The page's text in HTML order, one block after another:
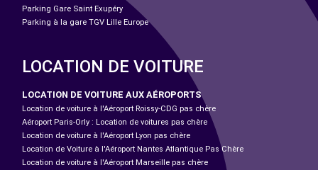
Parking Gare Saint Exupéry
Parking à la gare TGV Lille Europe
LOCATION DE VOITURE
LOCATION DE VOITURE AUX AÉROPORTS
Location de voiture à l'Aéroport Roissy-CDG pas chère
Aéroport Paris-Orly : Location de voitures pas chère
Location de voiture à l'Aéroport Lyon pas chère
Location de Voiture à l'Aéroport Nantes Atlantique Pas Chère
Location de voiture à l'Aéroport Marseille pas chère